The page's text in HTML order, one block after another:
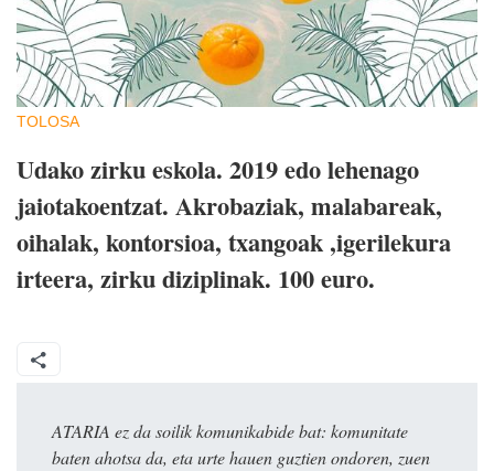
TOLOSA
Udako zirku eskola. 2019 edo lehenago
jaiotakoentzat. Akrobaziak, malabareak,
oihalak, kontorsioa, txangoak ,igerilekura
irteera, zirku diziplinak. 100 euro.
ATARIA ez da soilik komunikabide bat: komunitate
baten ahotsa da, eta urte hauen guztien ondoren, zuen